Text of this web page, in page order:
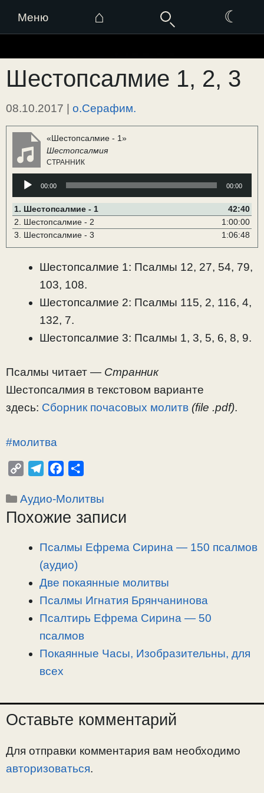
Меню ⌂ ☾
к
содержимому
Шестопсалмие 1, 2, 3
08.10.2017 | о.Серафим.
«Шестопсалмие - 1»
Шестопсалмия
СТРАННИК
Аудиоплеер
00:00 00:00
1. Шестопсалмие - 1
42:40
2. Шестопсалмие - 2
1:00:00
3. Шестопсалмие - 3 1:06:48
Шестопсалмие 1: Псалмы 12, 27, 54, 79,
103, 108.
Шестопсалмие 2: Псалмы 115, 2, 116, 4,
132, 7.
Шестопсалмие 3: Псалмы 1, 3, 5, 6, 8, 9.
Псалмы читает — Странник
Шестопсалмия в текстовом варианте
здесь: Сборник почасовых молитв (file .pdf).
#молитва
p
y
l
e
r
c
e
o
п
р
в
Рубрики
Аудио-Молитвы
Похожие записи
Псалмы Ефрема Сирина — 150 псалмов
(аудио)
Две покаянные молитвы
Псалмы Игнатия Брянчанинова
Псалтирь Ефрема Сирина — 50
псалмов
Покаянные Часы, Изобразительны, для
всех
Оставьте комментарий
Для отправки комментария вам необходимо
авторизоваться.